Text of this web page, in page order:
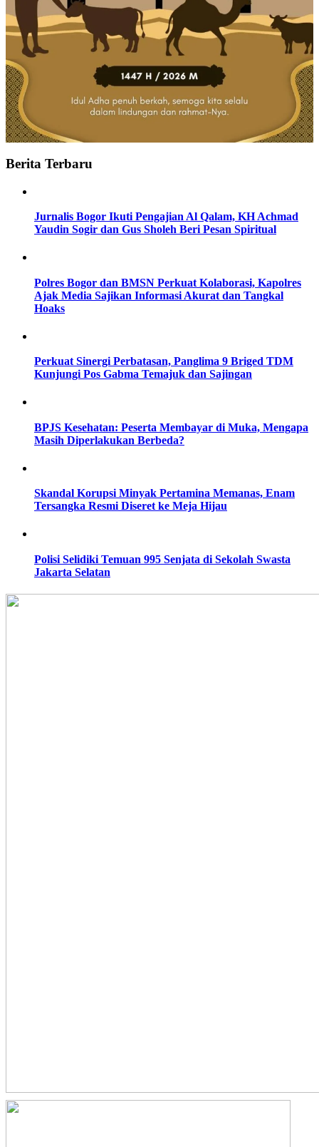
Berita Terbaru
Jurnalis Bogor Ikuti Pengajian Al Qalam, KH Achmad
Yaudin Sogir dan Gus Sholeh Beri Pesan Spiritual
Polres Bogor dan BMSN Perkuat Kolaborasi, Kapolres
Ajak Media Sajikan Informasi Akurat dan Tangkal
Hoaks
Perkuat Sinergi Perbatasan, Panglima 9 Briged TDM
Kunjungi Pos Gabma Temajuk dan Sajingan
BPJS Kesehatan: Peserta Membayar di Muka, Mengapa
Masih Diperlakukan Berbeda?
Skandal Korupsi Minyak Pertamina Memanas, Enam
Tersangka Resmi Diseret ke Meja Hijau
Polisi Selidiki Temuan 995 Senjata di Sekolah Swasta
Jakarta Selatan